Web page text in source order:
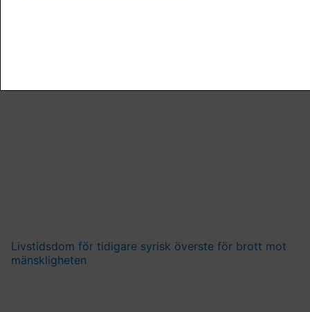
Livstidsdom för tidigare syrisk överste för brott mot
mänskligheten